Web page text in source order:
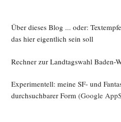
Über dieses Blog ... oder:
das hier eigentlich sein soll
Rechner zur Landtagswahl Baden-
Experimentell: meine SF- und
durchsuchbarer Form(Google